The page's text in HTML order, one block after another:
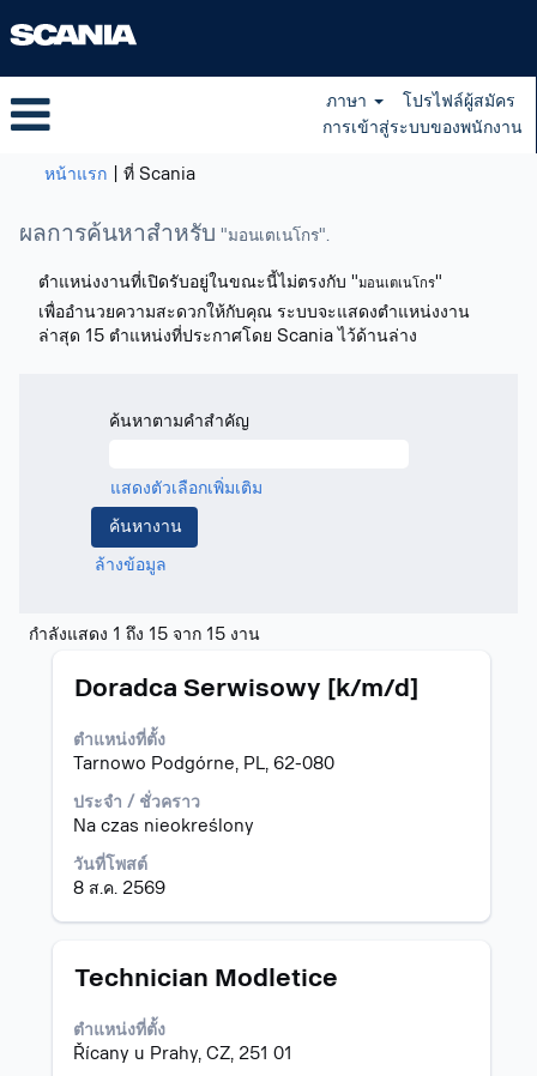
ภาษา
โปรไฟล์ผู้สมัคร
การเข้าสู่ระบบของพนักงาน
หน้าแรก ที่ Scania(หน้า
ผลการค้นหาสำหรับ "มอนเตเนโกร".
ตำแหน่งงานที่เปิดรับอยู่ในขณะนี้ไม่ตรงกับ "มอนเตเนโกร"
เพื่ออำนวยความสะดวกให้กับคุณ ระบบจะแสดงตำแหน่งงาน
ล่าสุด 15 ตำแหน่งที่ประกาศโดย Scania ไว้ด้านล่าง
ค้นหาตามคำสำคัญ
แสดงตัวเลือกเพิ่มเติม
ล้างข้อมูล
กำลังแสดง 1 ถึง 15 จาก 15 งานผล
ค้นหา
เต
เน
15
15
งาน
Tab
ตำแหน่ง
Doradca Serwisowy [k/m/d]
ตำแหน่งที่ตั้ง
Tarnowo Podgórne, PL, 62-080
ประจำ / ชั่วคราว
Na czas nieokreślony
วันที่โพสต์
8 ส.ค. 2569
เลือก
ใช้
Space
เพื่อ
ดู
เนื้อหา
แบบ
เต็ม
ของ
งาน
ตำแหน่ง
Technician Modletice
ตำแหน่งที่ตั้ง
Řícany u Prahy, CZ, 251 01
เลือก
ใช้
Space